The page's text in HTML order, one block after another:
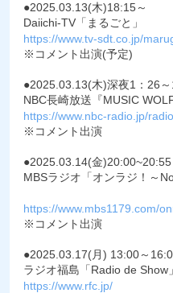
●2025.03.13(木)18:15～
Daiichi-TV「まるごと」
https://www.tv-sdt.co.jp/
※コメント出演(予定)
●2025.03.13(木)深夜1：26～
NBC長崎放送『MUSIC WOLF
https://www.nbc-radio.jp/
※コメント出演
●2025.03.14(金)20:00~20:55
MBSラジオ「オンラジ！～
https://www.mbs1179.com/
※コメント出演
●2025.03.17(月) 13:00～
ラジオ福島「Radio de Show」
https://www.rfc.jp/